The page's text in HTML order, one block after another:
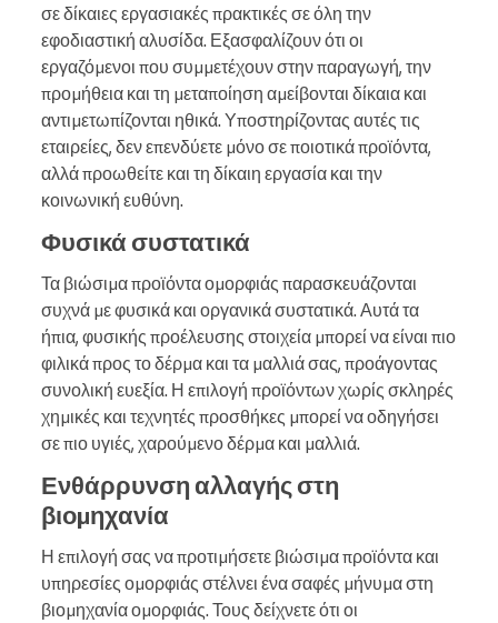
σε δίκαιες εργασιακές πρακτικές σε όλη την
εφοδιαστική αλυσίδα. Εξασφαλίζουν ότι οι
εργαζόμενοι που συμμετέχουν στην παραγωγή, την
προμήθεια και τη μεταποίηση αμείβονται δίκαια και
αντιμετωπίζονται ηθικά. Υποστηρίζοντας αυτές τις
εταιρείες, δεν επενδύετε μόνο σε ποιοτικά προϊόντα,
αλλά προωθείτε και τη δίκαιη εργασία και την
κοινωνική ευθύνη.
Φυσικά συστατικά
Τα βιώσιμα προϊόντα ομορφιάς παρασκευάζονται
συχνά με φυσικά και οργανικά συστατικά. Αυτά τα
ήπια, φυσικής προέλευσης στοιχεία μπορεί να είναι πιο
φιλικά προς το δέρμα και τα μαλλιά σας, προάγοντας
συνολική ευεξία. Η επιλογή προϊόντων χωρίς σκληρές
χημικές και τεχνητές προσθήκες μπορεί να οδηγήσει
σε πιο υγιές, χαρούμενο δέρμα και μαλλιά.
Ενθάρρυνση αλλαγής στη
βιομηχανία
Η επιλογή σας να προτιμήσετε βιώσιμα προϊόντα και
υπηρεσίες ομορφιάς στέλνει ένα σαφές μήνυμα στη
βιομηχανία ομορφιάς. Τους δείχνετε ότι οι